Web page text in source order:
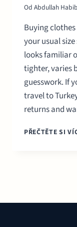
Od Abdullah Habib
Buying
your usual
looks familiar
tighter, varies
guesswork. If
travel to
returns and
PŘEČTĚTE SI